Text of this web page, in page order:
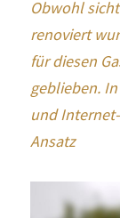
Obwohl
renoviert
für diesen
geblieben.
und
Ansatz